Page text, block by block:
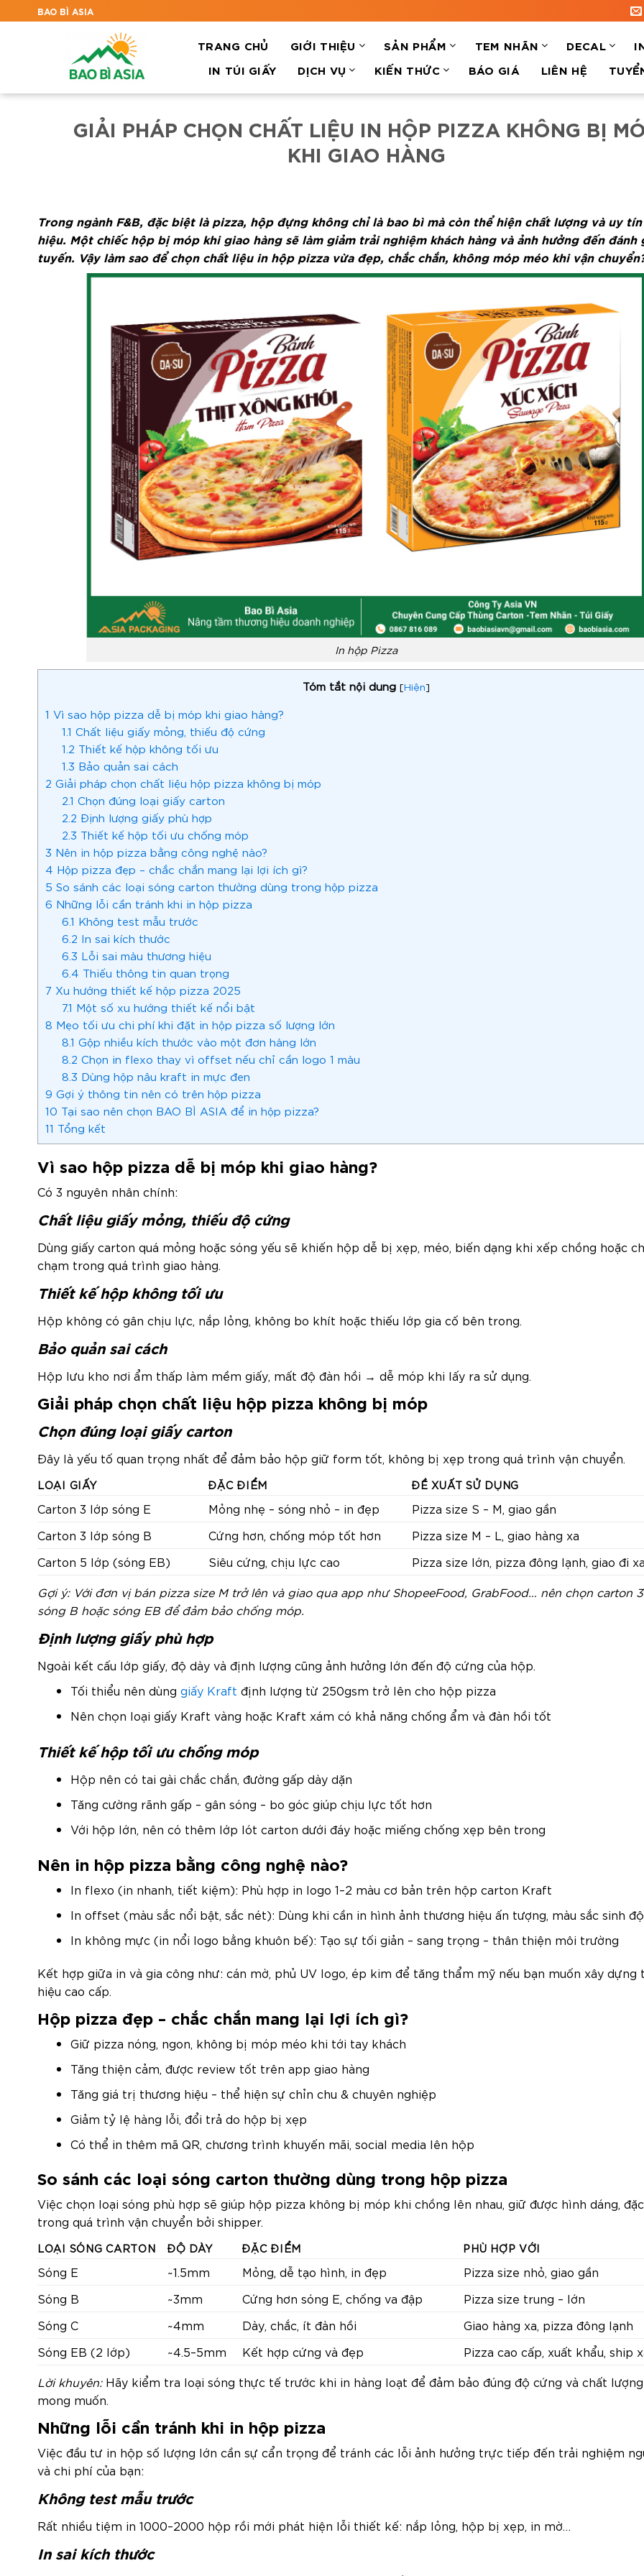
BAO BÌ ASIA
TRANG CHỦ GIỚI THIỆU SẢN PHẨM TEM NHÃN DECAL
IN TÚI GIẤY
DỊCH VỤ KIẾN THỨC BÁO GIÁ LIÊN HỆ
GIẢI PHÁP CHỌN CHẤT LIỆU IN HỘP PIZZA KHÔNG BỊ
KHI GIAO HÀNG
Trong ngành F&B, đặc biệt là pizza, hộp đựng không chỉ là bao bì mà còn thể hiện chất lượng và uy
hiệu. Một chiếc hộp bị móp khi giao hàng sẽ làm giảm trải nghiệm khách hàng và ảnh hưởng đến đánh
tuyến. Vậy làm sao để chọn chất liệu in hộp pizza vừa đẹp, chắc chắn, không móp méo khi vận
In hộp Pizza
Tóm tắt nội dung [Hiện]
1 Vì sao hộp pizza dễ bị móp khi giao hàng?
1.1 Chất liệu giấy mỏng, thiếu độ cứng
1.2 Thiết kế hộp không tối ưu
1.3 Bảo quản sai cách
2 Giải pháp chọn chất liệu hộp pizza không bị móp
2.1 Chọn đúng loại giấy carton
2.2 Định lượng giấy phù hợp
2.3 Thiết kế hộp tối ưu chống móp
3 Nên in hộp pizza bằng công nghệ nào?
4 Hộp pizza đẹp – chắc chắn mang lại lợi ích gì?
5 So sánh các loại sóng carton thường dùng trong hộp pizza
6 Những lỗi cần tránh khi in hộp pizza
6.1 Không test mẫu trước
6.2 In sai kích thước
6.3 Lỗi sai màu thương hiệu
6.4 Thiếu thông tin quan trọng
7 Xu hướng thiết kế hộp pizza 2025
7.1 Một số xu hướng thiết kế nổi bật
8 Mẹo tối ưu chi phí khi đặt in hộp pizza số lượng lớn
8.1 Gộp nhiều kích thước vào một đơn hàng lớn
8.2 Chọn in flexo thay vì offset nếu chỉ cần logo 1 màu
8.3 Dùng hộp nâu kraft in mực đen
9 Gợi ý thông tin nên có trên hộp pizza
10 Tại sao nên chọn BAO BÌ ASIA để in hộp pizza?
11 Tổng kết
Vì sao hộp pizza dễ bị móp khi giao hàng?
Có 3 nguyên nhân chính:
Chất liệu giấy mỏng, thiếu độ cứng
Dùng giấy carton quá mỏng hoặc sóng yếu sẽ khiến hộp dễ bị xẹp, méo, biến dạng khi xếp chồng hoặc
chạm trong quá trình giao hàng.
Thiết kế hộp không tối ưu
Hộp không có gân chịu lực, nắp lỏng, không bo khít hoặc thiếu lớp gia cố bên trong.
Bảo quản sai cách
Hộp lưu kho nơi ẩm thấp làm mềm giấy, mất độ đàn hồi → dễ móp khi lấy ra sử dụng.
Giải pháp chọn chất liệu hộp pizza không bị móp
Chọn đúng loại giấy carton
Đây là yếu tố quan trọng nhất để đảm bảo hộp giữ form tốt, không bị xẹp trong quá trình vận chuyển.
LOẠI GIẤY ĐẶC ĐIỂM ĐỀ XUẤT SỬ DỤNG
Carton 3 lớp sóng E Mỏng nhẹ – sóng nhỏ – in đẹp
Pizza size S – M, giao gần
Carton 3 lớp sóng B
Cứng hơn, chống móp tốt hơn
Pizza size M – L, giao hàng xa
Carton 5 lớp (sóng EB)
Siêu cứng, chịu lực cao
Pizza size lớn, pizza đông lạnh, giao đi
Gợi ý: Với đơn vị bán pizza size M trở lên và giao qua app như ShopeeFood, GrabFood… nên chọn carton
sóng B hoặc sóng EB để đảm bảo chống móp.
Định lượng giấy phù hợp
Ngoài kết cấu lớp giấy, độ dày và định lượng cũng ảnh hưởng lớn đến độ cứng của hộp.
Tối thiểu nên dùng giấy Kraft định lượng từ 250gsm trở lên cho hộp pizza
Nên chọn loại giấy Kraft vàng hoặc Kraft xám có khả năng chống ẩm và đàn hồi tốt
Thiết kế hộp tối ưu chống móp
Hộp nên có tai gài chắc chắn, đường gấp dày dặn
Tăng cường rãnh gấp – gân sóng – bo góc giúp chịu lực tốt hơn
Với hộp lớn, nên có thêm lớp lót carton dưới đáy hoặc miếng chống xẹp bên trong
Nên in hộp pizza bằng công nghệ nào?
In flexo (in nhanh, tiết kiệm): Phù hợp in logo 1–2 màu cơ bản trên hộp carton Kraft
In offset (màu sắc nổi bật, sắc nét): Dùng khi cần in hình ảnh thương hiệu ấn tượng, màu sắc sinh
In không mực (in nổi logo bằng khuôn bế): Tạo sự tối giản – sang trọng – thân thiện môi trường
Kết hợp giữa in và gia công như: cán mờ, phủ UV logo, ép kim để tăng thẩm mỹ nếu bạn muốn xây dựng
hiệu cao cấp.
Hộp pizza đẹp – chắc chắn mang lại lợi ích gì?
Giữ pizza nóng, ngon, không bị móp méo khi tới tay khách
Tăng thiện cảm, được review tốt trên app giao hàng
Tăng giá trị thương hiệu – thể hiện sự chỉn chu & chuyên nghiệp
Giảm tỷ lệ hàng lỗi, đổi trả do hộp bị xẹp
Có thể in thêm mã QR, chương trình khuyến mãi, social media lên hộp
So sánh các loại sóng carton thường dùng trong hộp pizza
Việc chọn loại sóng phù hợp sẽ giúp hộp pizza không bị móp khi chồng lên nhau, giữ được hình dáng,
trong quá trình vận chuyển bởi shipper.
LOẠI SÓNG CARTON ĐỘ DÀY ĐẶC ĐIỂM PHÙ HỢP VỚI
Sóng E ~1.5mm Mỏng, dễ tạo hình, in đẹp
Pizza size nhỏ, giao gần
Sóng B
~3mm Cứng hơn sóng E, chống va đập
Pizza size trung – lớn
Sóng C
~4mm Dày, chắc, ít đàn hồi
Giao hàng xa, pizza đông lạnh
Sóng EB (2 lớp)
~4.5–5mm Kết hợp cứng và đẹp
Pizza cao cấp, xuất khẩu, ship
Lời khuyên:Hãy kiểm tra loại sóng thực tế trước khi in hàng loạt để đảm bảo đúng độ cứng và chất
mong muốn.
Những lỗi cần tránh khi in hộp pizza
Việc đầu tư in hộp số lượng lớn cần sự cẩn trọng để tránh các lỗi ảnh hưởng trực tiếp đến trải nghiệm
và chi phí của bạn:
Không test mẫu trước
Rất nhiều tiệm in 1000–2000 hộp rồi mới phát hiện lỗi thiết kế: nắp lỏng, hộp bị xẹp, in mờ…
In sai kích thước